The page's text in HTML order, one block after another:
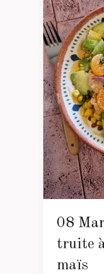
08
truite
maïs